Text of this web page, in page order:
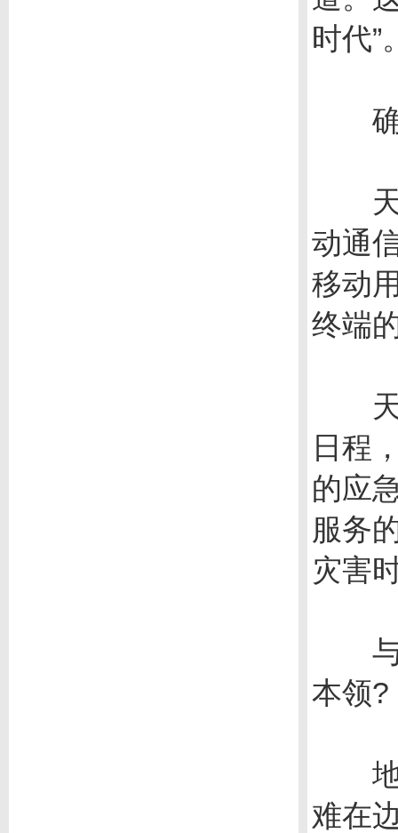
时代”
确
天
动通
移动
终端
天
日程
的应
服务
灾害
与
本领?
地
难在